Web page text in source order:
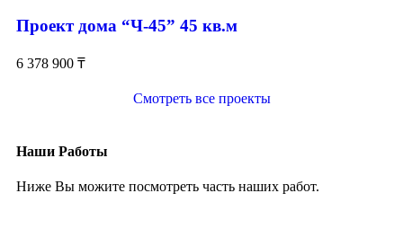
Проект дома “Ч-45” 45 кв.м
6 378 900 ₸
Смотреть все проекты
Наши Работы
Ниже Вы можите посмотреть часть наших работ.